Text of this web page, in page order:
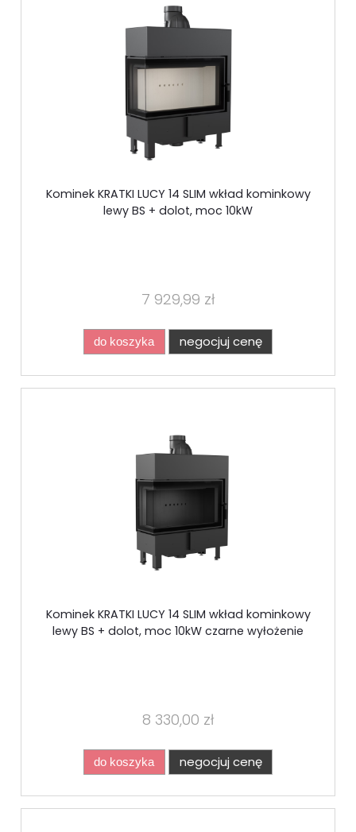
Kominek KRATKI LUCY 14 SLIM wkład kominkowy
lewy BS + dolot, moc 10kW
7 929,99 zł
do koszyka negocjuj cenę
Kominek KRATKI LUCY 14 SLIM wkład kominkowy
lewy BS + dolot, moc 10kW czarne wyłożenie
8 330,00 zł
do koszyka negocjuj cenę